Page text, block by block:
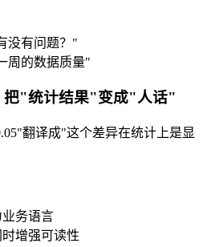
没有问题？"
周的数据质量"
"统计结果"变成"人话"
翻译成"这个差异在统计上是显
务语言
增强可读性